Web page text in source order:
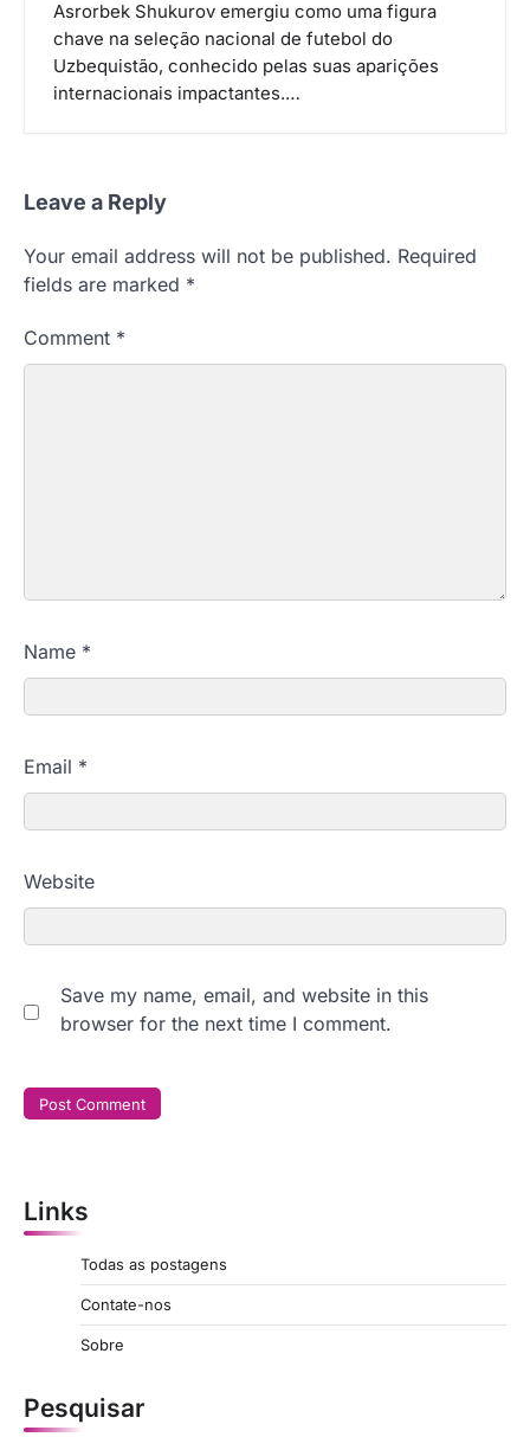
Asrorbek Shukurov emergiu como uma figura
chave na seleção nacional de futebol do
Uzbequistão, conhecido pelas suas aparições
internacionais impactantes.…
Leave a Reply
Your email address will not be published. Required
fields are marked *
Comment *
Name *
Email *
Website
Save my name, email, and website in this
browser for the next time I comment.
Links
Todas as postagens
Contate-nos
Sobre
Pesquisar